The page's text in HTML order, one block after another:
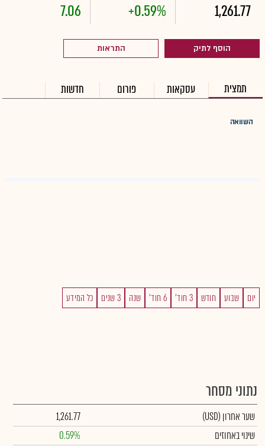
1,261.77
+0.59%
7.06
הוסף לתיק התראות
תמצית עסקאות פורום חדשות
השוואה
יום שבוע חודש 3 חוד' 6 חוד' שנה 3 שנים כל המידע
נתוני מסחר
שער אחרון (USD)
1,261.77
שינוי באחוזים
0.59%